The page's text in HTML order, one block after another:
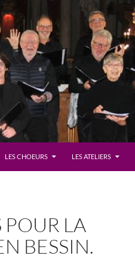
LES CHOEURS LES ATELIERS
LA
BESSIN.